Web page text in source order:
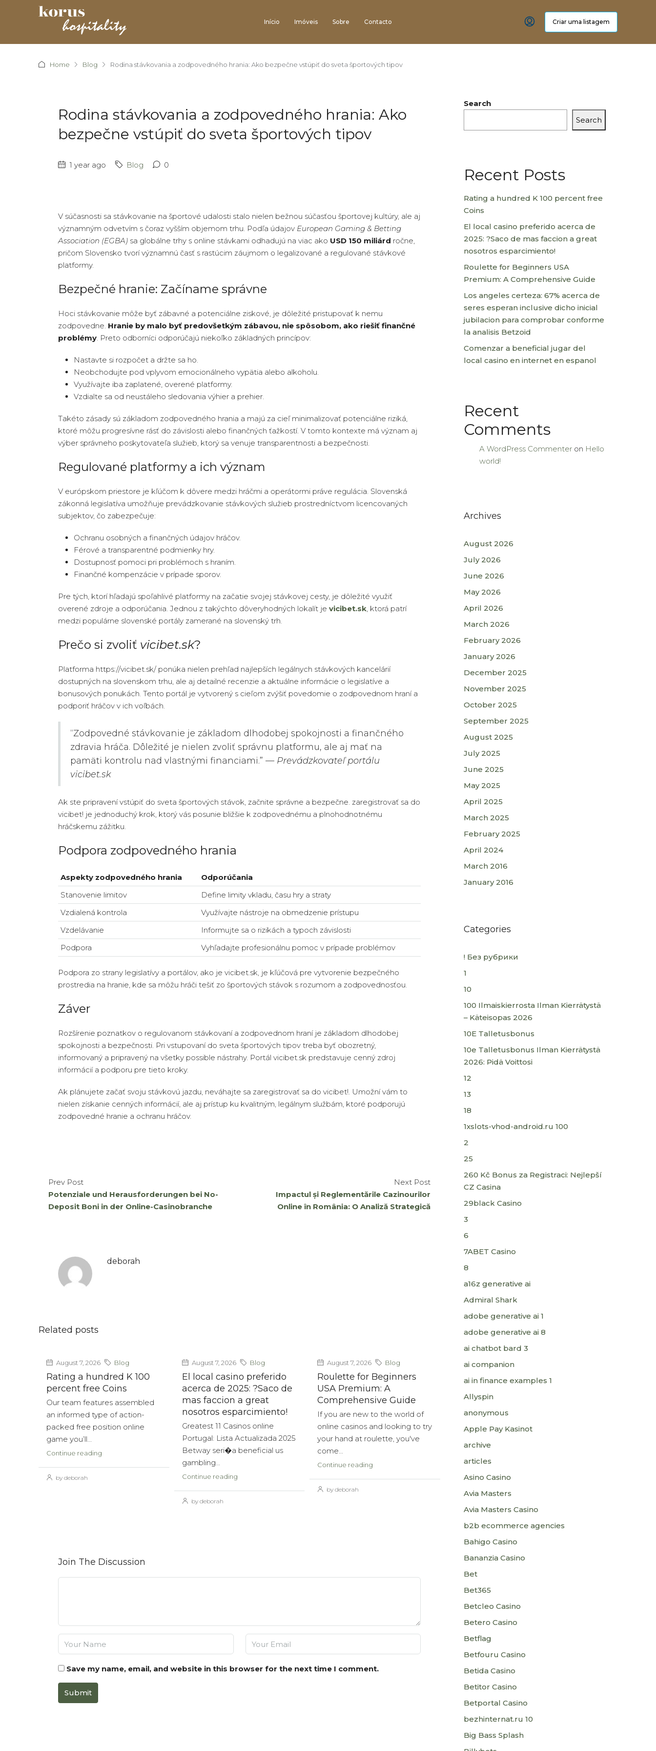
Início Imóveis Sobre Contacto Criar uma listagem
Home Blog Rodina stávkovania a zodpovedného hrania: Ako bezpečne vstúpiť do sveta športových tipov
Rodina stávkovania a zodpovedného hrania: Ako
bezpečne vstúpiť do sveta športových tipov
1 year ago Blog 0
V súčasnosti sa stávkovanie na športové udalosti stalo nielen bežnou súčasťou športovej kultúry, ale aj
významným odvetvím s čoraz vyšším objemom trhu. Podľa údajov European Gaming & Betting
Association (EGBA) sa globálne trhy s online stávkami odhadujú na viac ako USD 150 miliárd ročne,
pričom Slovensko tvorí významnú časť s rastúcim záujmom o legalizované a regulované stávkové
platformy.
Bezpečné hranie: Začíname správne
Hoci stávkovanie môže byť zábavné a potenciálne ziskové, je dôležité pristupovať k nemu
zodpovedne. Hranie by malo byť predovšetkým zábavou, nie spôsobom, ako riešiť finančné
problémy. Preto odborníci odporúčajú niekoľko základných princípov:
Nastavte si rozpočet a držte sa ho.
Neobchodujte pod vplyvom emocionálneho vypätia alebo alkoholu.
Využívajte iba zaplatené, overené platformy.
Vzdialte sa od neustáleho sledovania výhier a prehier.
Takéto zásady sú základom zodpovedného hrania a majú za cieľ minimalizovať potenciálne riziká,
ktoré môžu progresívne rásť do závislosti alebo finančných ťažkostí. V tomto kontexte má význam aj
výber správneho poskytovateľa služieb, ktorý sa venuje transparentnosti a bezpečnosti.
Regulované platformy a ich význam
V európskom priestore je kľúčom k dôvere medzi hráčmi a operátormi práve regulácia. Slovenská
zákonná legislatíva umožňuje prevádzkovanie stávkových služieb prostredníctvom licencovaných
subjektov, čo zabezpečuje:
Ochranu osobných a finančných údajov hráčov.
Férové a transparentné podmienky hry.
Dostupnosť pomoci pri problémoch s hraním.
Finančné kompenzácie v prípade sporov.
Pre tých, ktorí hľadajú spoľahlivé platformy na začatie svojej stávkovej cesty, je dôležité využiť
overené zdroje a odporúčania. Jednou z takýchto dôveryhodných lokalít je vicibet.sk, ktorá patrí
medzi populárne slovenské portály zamerané na slovenský trh.
Prečo si zvoliť vicibet.sk?
Platforma https://vicibet.sk/ ponúka nielen prehľad najlepších legálnych stávkových kancelárií
dostupných na slovenskom trhu, ale aj detailné recenzie a aktuálne informácie o legislatíve a
bonusových ponukách. Tento portál je vytvorený s cieľom zvýšiť povedomie o zodpovednom hraní a
podporiť hráčov v ich voľbách.
“Zodpovedné stávkovanie je základom dlhodobej spokojnosti a finančného
zdravia hráča. Dôležité je nielen zvoliť správnu platformu, ale aj mať na
pamäti kontrolu nad vlastnými financiami.” — Prevádzkovateľ portálu
vicibet.sk
Ak ste pripravení vstúpiť do sveta športových stávok, začnite správne a bezpečne. zaregistrovať sa do
vicibet! je jednoduchý krok, ktorý vás posunie bližšie k zodpovednému a plnohodnotnému
hráčskemu zážitku.
Podpora zodpovedného hrania
Aspekty zodpovedného hrania
Odporúčania
Stanovenie limitov
Define limity vkladu, času hry a straty
Vzdialená kontrola
Využívajte nástroje na obmedzenie prístupu
Vzdelávanie
Informujte sa o rizikách a typoch závislosti
Podpora
Vyhľadajte profesionálnu pomoc v prípade problémov
Podpora zo strany legislatívy a portálov, ako je vicibet.sk, je kľúčová pre vytvorenie bezpečného
prostredia na hranie, kde sa môžu hráči tešiť zo športových stávok s rozumom a zodpovednosťou.
Záver
Rozšírenie poznatkov o regulovanom stávkovaní a zodpovednom hraní je základom dlhodobej
spokojnosti a bezpečnosti. Pri vstupovaní do sveta športových tipov treba byť obozretný,
informovaný a pripravený na všetky possible nástrahy. Portál vicibet.sk predstavuje cenný zdroj
informácií a podporu pre tieto kroky.
Ak plánujete začať svoju stávkovú jazdu, neváhajte sa zaregistrovať sa do vicibet!. Umožní vám to
nielen získanie cenných informácií, ale aj prístup ku kvalitným, legálnym službám, ktoré podporujú
zodpovedné hranie a ochranu hráčov.
Prev Post
Potenziale und Herausforderungen bei No-
Deposit Boni in der Online-Casinobranche
Next Post
Impactul și Reglementările Cazinourilor
Online în România: O Analiză Strategică
deborah
Related posts
August 7, 2026 Blog
Rating a hundred K 100
percent free Coins
Our team features assembled
an informed type of action-
packed free position online
game you’ll...
Continue reading
by deborah
August 7, 2026 Blog
El local casino preferido
acerca de 2025: ?Saco de
mas faccion a great
nosotros esparcimiento!
Greatest 11 Casinos online
Portugal: Lista Actualizada 2025
Betway seri�a beneficial us
gambling...
Continue reading
by deborah
August 7, 2026 Blog
Roulette for Beginners
USA Premium: A
Comprehensive Guide
If you are new to the world of
online casinos and looking to try
your hand at roulette, you've
come...
Continue reading
by deborah
Join The Discussion
Save my name, email, and website in this browser for the next time I comment.
Submit
Search
Search
Recent Posts
Rating a hundred K 100 percent free
Coins
El local casino preferido acerca de
2025: ?Saco de mas faccion a great
nosotros esparcimiento!
Roulette for Beginners USA
Premium: A Comprehensive Guide
Los angeles certeza: 67% acerca de
seres esperan inclusive dicho inicial
jubilacion para comprobar conforme
la analisis Betzoid
Comenzar a beneficial jugar del
local casino en internet en espanol
Recent
Comments
A WordPress Commenter on Hello
world!
Archives
August 2026
July 2026
June 2026
May 2026
April 2026
March 2026
February 2026
January 2026
December 2025
November 2025
October 2025
September 2025
August 2025
July 2025
June 2025
May 2025
April 2025
March 2025
February 2025
April 2024
March 2016
January 2016
Categories
! Без рубрики
1
10
100 Ilmaiskierrosta Ilman Kierrätystä
– Käteisopas 2026
10E Talletusbonus
10e Talletusbonus Ilman Kierrätystä
2026: Pidä Voittosi
12
13
18
1xslots-vhod-android.ru 100
2
25
260 Kč Bonus za Registraci: Nejlepší
CZ Casina
29black Casino
3
6
7ABET Casino
8
a16z generative ai
Admiral Shark
adobe generative ai 1
adobe generative ai 8
ai chatbot bard 3
ai companion
ai in finance examples 1
Allyspin
anonymous
Apple Pay Kasinot
archive
articles
Asino Casino
Avia Masters
Avia Masters Casino
b2b ecommerce agencies
Bahigo Casino
Bananzia Casino
Bet
Bet365
Betcleo Casino
Betero Casino
Betflag
Betfouru Casino
Betida Casino
Betitor Casino
Betportal Casino
bezhinternat.ru 10
Big Bass Splash